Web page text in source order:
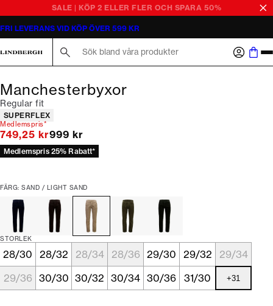
SALE | KÖP 2 ELLER FLER OCH SPARA 50%
FRI LEVERANS VID KÖP ÖVER 599 KR
Manchesterbyxor
Regular fit
Produktattribut
SUPERFLEX
Medlemspris*
749,25 krOriginalpris
999 kr
Medlemspris 25% Rabatt*
FÄRG: SAND / LIGHT SAND
STORLEK
28/30 28/32 28/34 28/36 29/30 29/32
29/34
29/36 30/30 30/32 30/34 30/36 31/30 +31